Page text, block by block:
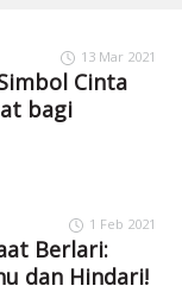
13 Mar 2021
Cinta
bagi
1 Feb 2021
Berlari:
dan Hindari!